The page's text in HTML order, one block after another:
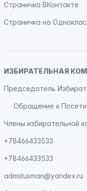
Страничка ВКонтакте
Страничка на
ИЗБИРАТЕЛЬНАЯ
Председатель
Обращение к
Члены избирательной
+78466433533
+78466433533
admstusman@yandex.ru